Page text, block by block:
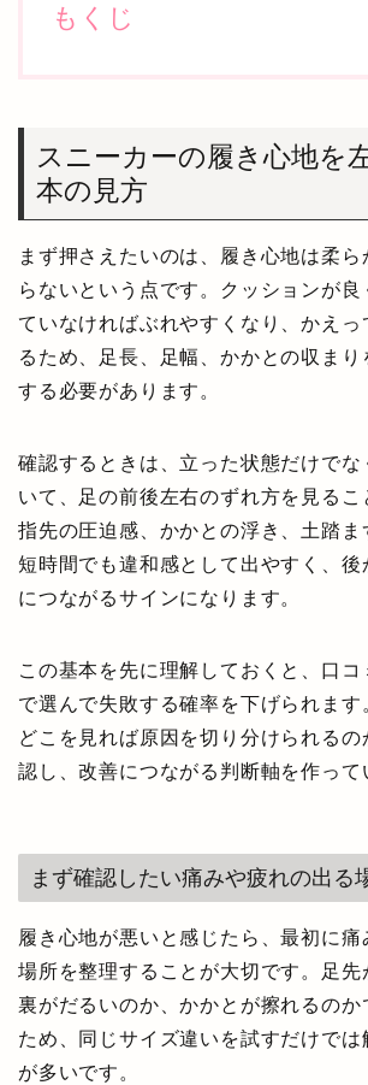
もくじ
スニーカーの履き心地を
本の見方
まず押さえたいのは、履き心地は柔ら
らないという点です。クッションが良
ていなければぶれやすくなり、かえっ
るため、足長、足幅、かかとの収まり
する必要があります。
確認するときは、立った状態だけでな
いて、足の前後左右のずれ方を見るこ
指先の圧迫感、かかとの浮き、土踏ま
短時間でも違和感として出やすく、後
につながるサインになります。
この基本を先に理解しておくと、口コ
で選んで失敗する確率を下げられます
どこを見れば原因を切り分けられるの
認し、改善につながる判断軸を作って
まず確認したい痛みや疲れの出る
履き心地が悪いと感じたら、最初に痛
場所を整理することが大切です。足先
裏がだるいのか、かかとが擦れるのか
ため、同じサイズ違いを試すだけでは
が多いです。